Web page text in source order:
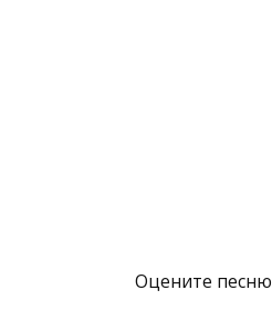
Оцените песню